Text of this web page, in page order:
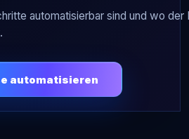
automatisierbar sind und wo der
automatisieren